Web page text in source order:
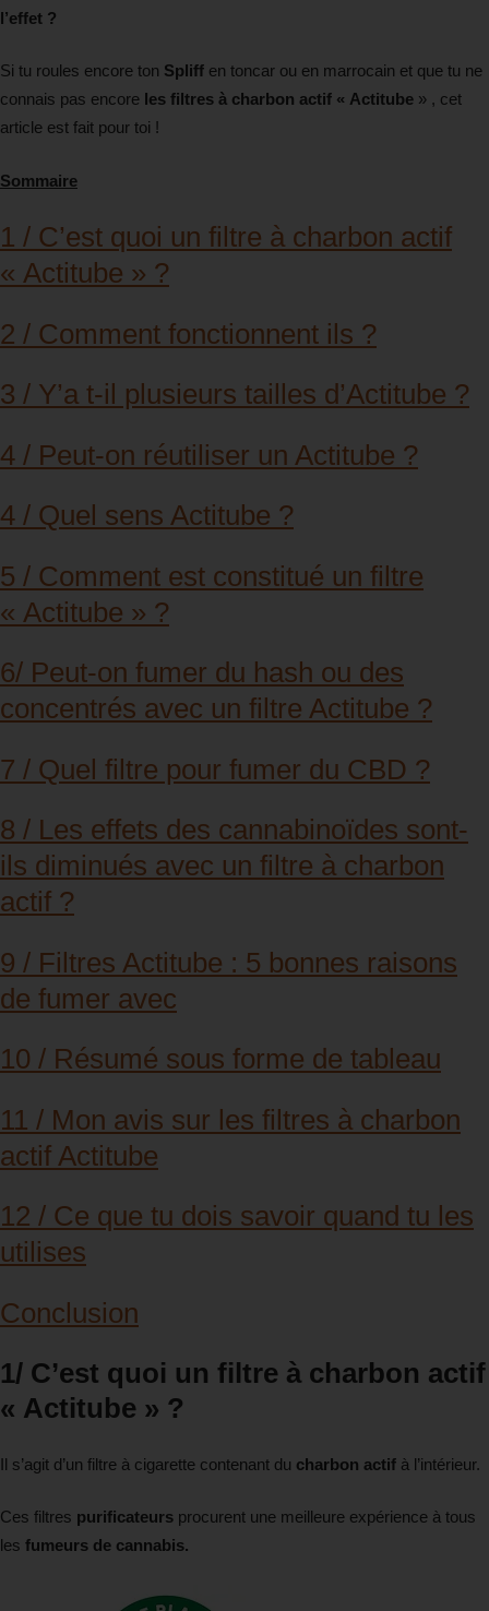
l’effet ?
Si tu roules encore ton Spliff en toncar ou en marrocain et que tu ne
connais pas encore les filtres à charbon actif « Actitube » , cet
article est fait pour toi !
Sommaire
1 / C’est quoi un filtre à charbon actif
« Actitube » ?
2 / Comment fonctionnent ils ?
3 / Y’a t-il plusieurs tailles d’Actitube ?
4 / Peut-on réutiliser un Actitube ?
4 / Quel sens Actitube ?
5 / Comment est constitué un filtre
« Actitube » ?
6/ Peut-on fumer du hash ou des
concentrés avec un filtre Actitube ?
7 / Quel filtre pour fumer du CBD ?
8 / Les effets des cannabinoïdes sont-
ils diminués avec un filtre à charbon
actif ?
9 / Filtres Actitube : 5 bonnes raisons
de fumer avec
10 / Résumé sous forme de tableau
11 / Mon avis sur les filtres à charbon
actif Actitube
12 / Ce que tu dois savoir quand tu les
utilises
Conclusion
1/ C’est quoi un filtre à charbon actif
« Actitube » ?
Il s’agit d’un filtre à cigarette contenant du charbon actif à l’intérieur.
Ces filtres purificateurs procurent une meilleure expérience à tous
les fumeurs de cannabis.